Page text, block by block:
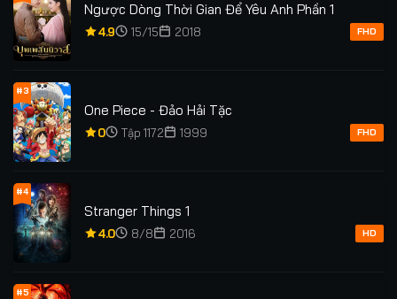
Ngược Dòng Thời Gian Để Yêu Anh Phần 1
4.9 15/15 2018 FHD
#3
One Piece - Đảo Hải Tặc
0 Tập 1172 1999 FHD
#4
Stranger Things 1
4.0 8/8 2016 HD
#5